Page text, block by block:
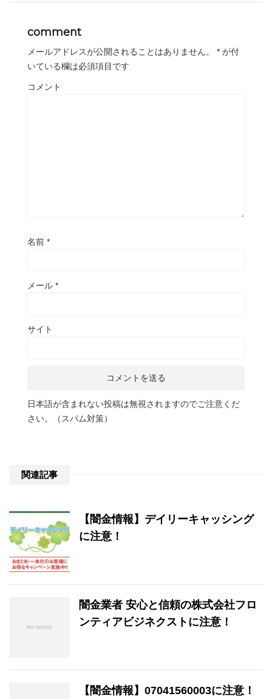
comment
メールアドレスが公開されることはありません。 * が付
いている欄は必須項目です
コメント
名前 *
メール *
サイト
日本語が含まれない投稿は無視されますのでご注意くだ
さい。（スパム対策）
関連記事
【闇金情報】デイリーキャッシング
に注意！
闇金業者 安心と信頼の株式会社フロ
ンティアビジネクストに注意！
【闇金情報】07041560003に注意！